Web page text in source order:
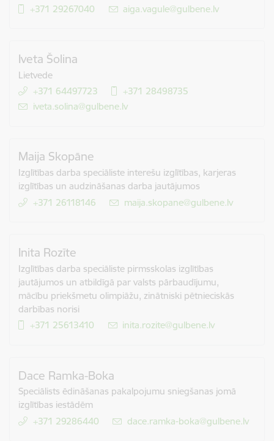
+371 29267040
E-pasts:
aiga.vagule@gulbene.lv
Iveta Šolina
Lietvede
+371 64497723
+371 28498735
E-pasts:
iveta.solina@gulbene.lv
Maija Skopāne
Izglītības darba speciāliste interešu izglītības, karjeras
izglītības un audzināšanas darba jautājumos
+371 26118146
E-pasts:
maija.skopane@gulbene.lv
Inita Rozīte
Izglītības darba speciāliste pirmsskolas izglītības
jautājumos un atbildīgā par valsts pārbaudījumu,
mācību priekšmetu olimpiāžu, zinātniski pētnieciskās
darbības norisi
+371 25613410
E-pasts:
inita.rozite@gulbene.lv
Dace Ramka-Boka
Speciālists ēdināšanas pakalpojumu sniegšanas jomā
izglītības iestādēm
+371 29286440
E-pasts:
dace.ramka-boka@gulbene.lv